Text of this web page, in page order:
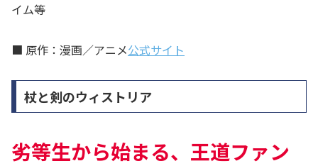
イム等
■ 原作：漫画／アニメ公式サイト
杖と剣のウィストリア
劣等生から始まる、王道ファン